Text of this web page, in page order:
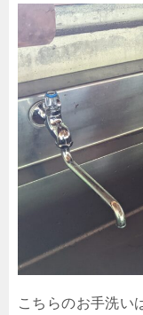
こちらのお手洗い